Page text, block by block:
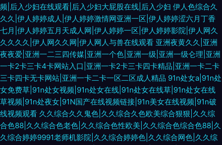
频|后入少妇在线观看|后入少妇大屁股在线|后入少妇 伊人色综合久
久久|伊人婷婷成人|伊人婷婷激情网亚洲一区|伊人婷婷涩六月丁香
七月|伊人婷婷五月天成人网|伊人婷婷一区|伊人婷婷影院|伊人网久
久久久久|伊人网久久网|伊人网人与兽在线观看 亚洲夜黄久久|亚洲
夜夜爱|亚洲一二三四传媒|亚洲一个色|亚洲一级|亚洲一级仑理|亚洲
一卡2卡三卡4卡网站入口|亚洲一卡2卡三卡四卡精品|亚洲一卡二卡
三卡四卡无卡网站|亚洲一卡二卡一区二区成人精品 91n处女a|91n处
女免费草|91n处女视频|91n处女在线|91n处女在线草|91n处女在线
草视频|91n处夜女|91N国产在线视频链接|91n美女在线视频|91n破
线视频观看 久久综合久久鬼色|久久综合久色欧美综合狠狠|久久综
合色88|久久综合色老色|久久综合色性欧美|久久综合色综合色88|久
久综合婷婷9991老师机影院|久久综合婷婷色|久久综合网色|久久综